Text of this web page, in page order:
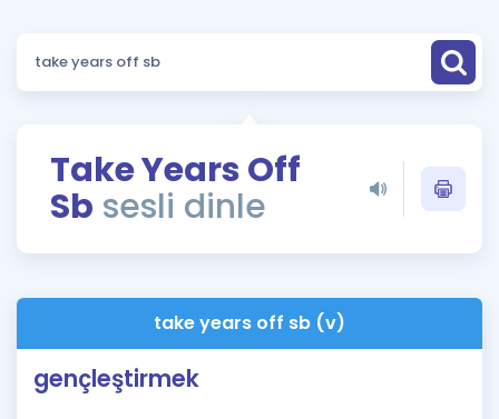
Puan Hesaplama
ÖSYM Sınav Takvimi
Kampanyalar
İngilizce Gramer
Take Years Off
Sb sesli dinle
take years off sb (v)
gençleştirmek